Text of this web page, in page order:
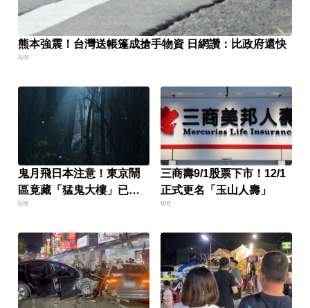
熊本強震！台灣送帳篷成搶手物資 日網讚：比政府還快
8/8
鬼月飛日本注意！東京鬧
區竟藏「猛鬼大樓」已奪
14命
8/6
三商壽9/1股票下市！12/1
正式更名「玉山人壽」
8/6